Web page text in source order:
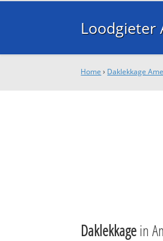
Loodgieter
Home › Daklekkage
Daklekkagein